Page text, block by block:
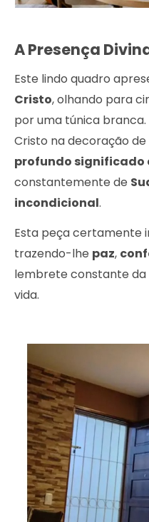
A Presença
Este lindo quadro
Cristo, olhando para
por uma túnica
Cristo na decoração
profundo significado
constantemente de
incondicional.
Esta peça certamente
trazendo-lhe paz,
lembrete constante da
vida.